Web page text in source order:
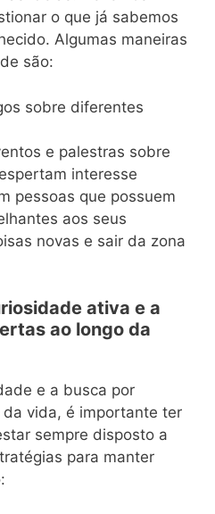
o que já sabemos
Algumas maneiras
são:
sobre diferentes
e palestras sobre
interesse
pessoas que possuem
aos seus
novas e sair da zona
ativa e a
ao longo da
e a busca por
vida, é importante ter
sempre disposto a
para manter